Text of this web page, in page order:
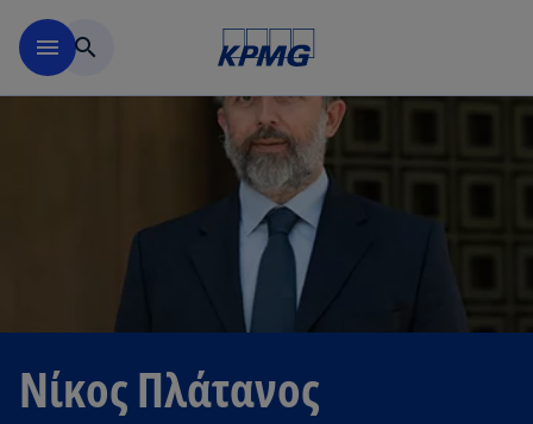
menu search
Νίκος Πλάτανος